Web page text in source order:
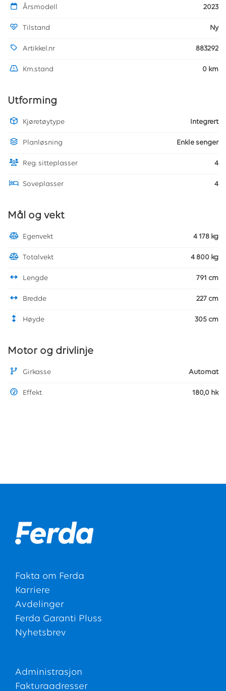
Årsmodell 2023
Tilstand Ny
Artikkel.nr 883292
Km.stand 0 km
Utforming
Kjøretøytype Integrert
Planløsning Enkle senger
Reg. sitteplasser 4
Soveplasser 4
Mål og vekt
Egenvekt 4 178 kg
Totalvekt 4 800 kg
Lengde 791 cm
Bredde 227 cm
Høyde 305 cm
Motor og drivlinje
Girkasse Automat
Effekt 180,0 hk
Fakta om Ferda
Karriere
Avdelinger
Ferda Garanti Pluss
Nyhetsbrev
Administrasjon
Fakturaadresser